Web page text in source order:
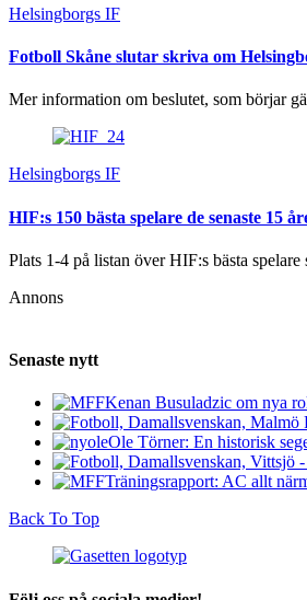
Helsingborgs IF
Fotboll Skåne slutar skriva om
Mer information om beslutet, som börjar
Helsingborgs IF
HIF:s 150 bästa spelare de senaste 15
Plats 1-4 på listan över HIF:s bästa spelare
Annons
Senaste nytt
Kenan Busuladzic om nya
Ole Törner: En historisk
Träningsrapport: AC allt
Back To Top